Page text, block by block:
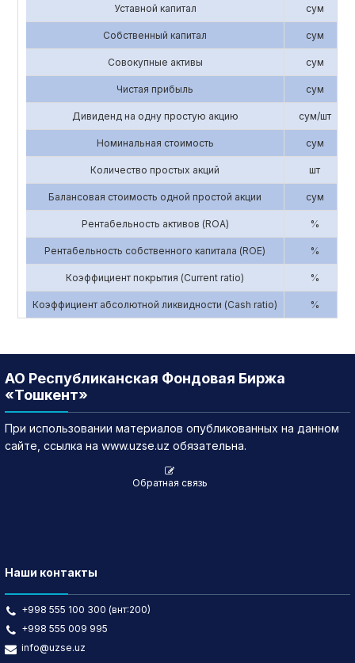
Уставной капитал сум
Собственный капитал сум
Совокупные активы сум
Чистая прибыль сум
Дивиденд на одну простую акцию сум/шт
Номинальная стоимость сум
Количество простых акций шт
Балансовая стоимость одной простой акции сум
Рентабельность активов (ROA) %
Рентабельность собственного капитала (ROE) %
Коэффициент покрытия (Current ratio) %
Коэффициент абсолютной ликвидности (Cash ratio) %
АО Республиканская Фондовая Биржа
«Тошкент»
При использовании материалов опубликованных на данном
сайте, ссылка на www.uzse.uz обязательна.
Обратная связь
Наши контакты
+998 555 100 300 (внт:200)
+998 555 009 995
info@uzse.uz